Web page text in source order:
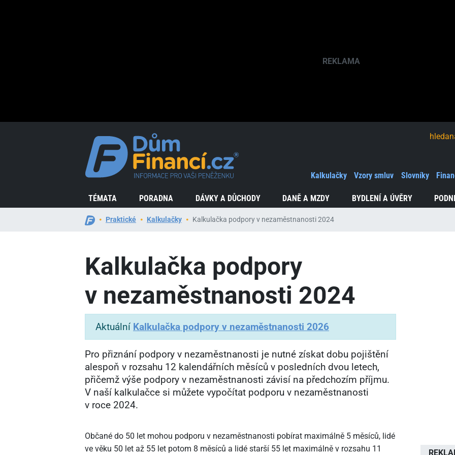
TÉMATA PORADNA DÁVKY A DŮCHODY DANĚ A MZDY BYDLENÍ A ÚVĚRY
Kalkulačky Vzory smluv Slovníky
Praktické Kalkulačky Kalkulačka podpory v nezaměstnanosti 2024
Kalkulačka podpory
v nezaměstnanosti 2024
Aktuální Kalkulačka podpory v nezaměstnanosti 2026
Pro přiznání podpory v nezaměstnanosti je nutné získat dobu pojištění
alespoň v rozsahu 12 kalendářních měsíců v posledních dvou letech,
přičemž výše podpory v nezaměstnanosti závisí na předchozím příjmu.
V naší kalkulačce si můžete vypočítat podporu v nezaměstnanosti
v roce 2024.
Občané do 50 let mohou podporu v nezaměstnanosti pobírat maximálně 5 měsíců, lidé
ve věku 50 let až 55 let potom 8 měsíců a lidé starší 55 let maximálně v rozsahu 11